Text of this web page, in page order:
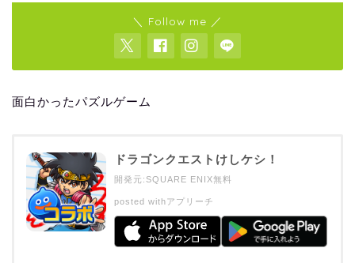
＼ Follow me ／
面白かったパズルゲーム
ドラゴンクエストけしケシ！
開発元:SQUARE ENIX無料
posted withアプリーチ